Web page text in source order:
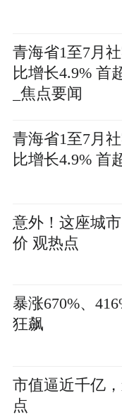
青海省1至7月
比增长4.9% 首
_焦点要闻
青海省1至7月
比增长4.9% 首
意外！这座城
价 观热点
暴涨670%、
狂飙
市值逼近千亿
点